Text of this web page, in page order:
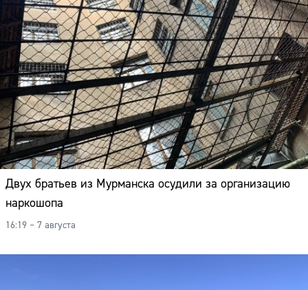
Двух братьев из Мурманска осудили за организацию
наркошопа
16:19 – 7 августа